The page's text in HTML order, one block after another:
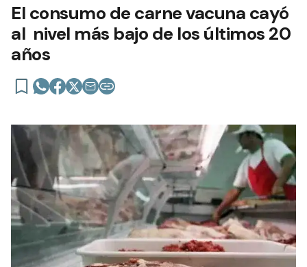
El consumo de carne vacuna cayó
al nivel más bajo de los últimos 20
años